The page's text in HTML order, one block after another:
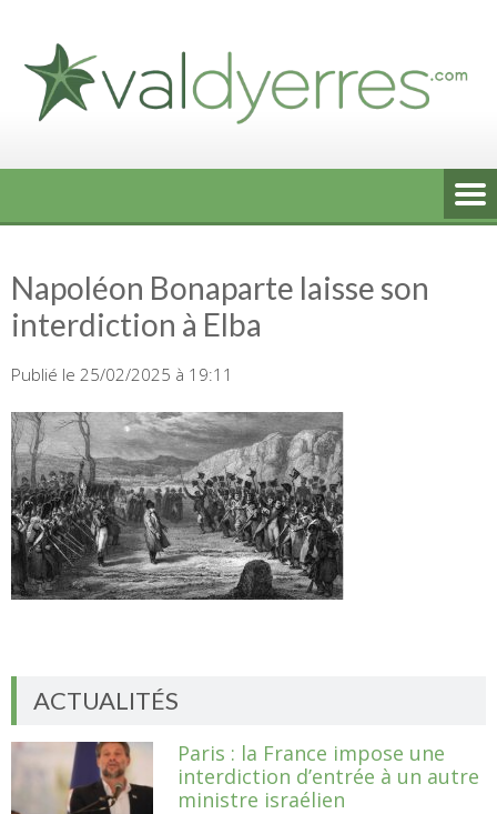
content
Napoléon Bonaparte laisse son
interdiction à Elba
Publié le 25/02/2025 à 19:11
ACTUALITÉS
Paris : la France impose une
interdiction d’entrée à un autre
ministre israélien